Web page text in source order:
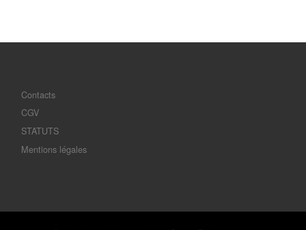
Contacts
CGV
STATUTS
Mentions légales